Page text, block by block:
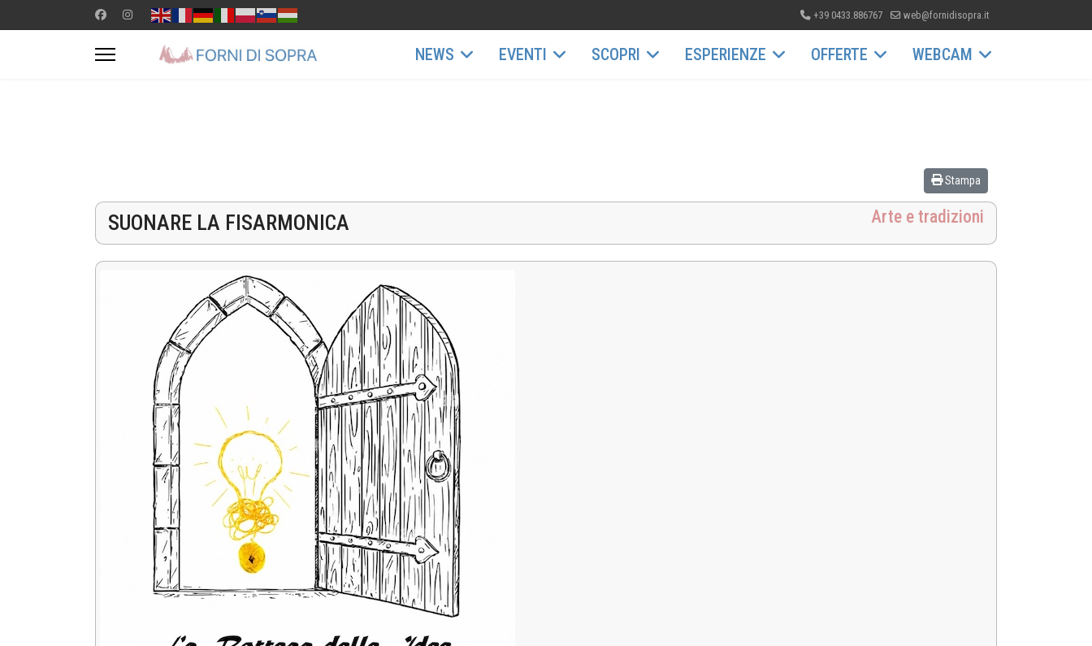
+39 0433.886767 web@fornidisopra.it
NEWS EVENTI SCOPRI ESPERIENZE OFFERTE WEBCAM
Stampa
SUONARE LA FISARMONICA Arte e tradizioni